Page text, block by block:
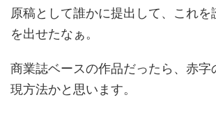
原稿として誰かに提出して、これを
を出せたなぁ。
商業誌ベースの作品だったら、赤字
現方法かと思います。